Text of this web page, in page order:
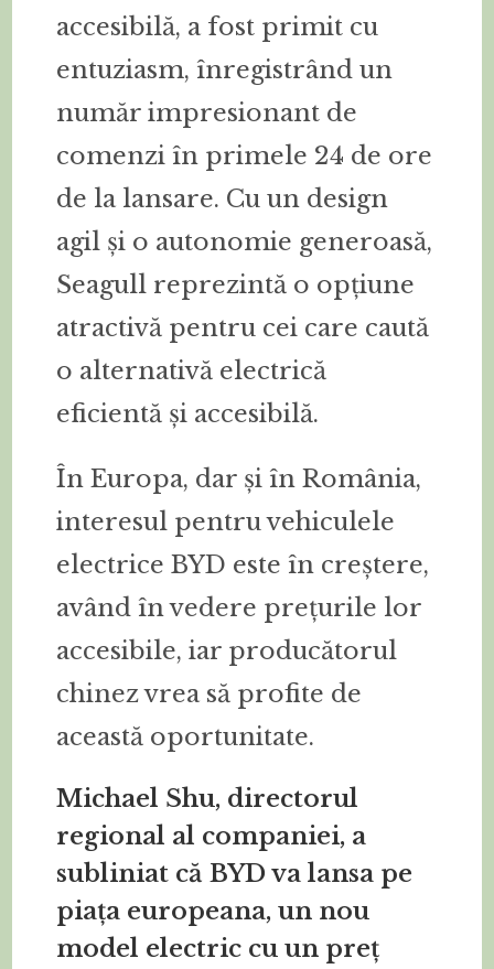
accesibilă, a fost primit cu
entuziasm, înregistrând un
număr impresionant de
comenzi în primele 24 de ore
de la lansare. Cu un design
agil și o autonomie generoasă,
Seagull reprezintă o opțiune
atractivă pentru cei care caută
o alternativă electrică
eficientă și accesibilă.
În Europa, dar și în România,
interesul pentru vehiculele
electrice BYD este în creștere,
având în vedere prețurile lor
accesibile, iar producătorul
chinez vrea să profite de
această oportunitate.
Michael Shu, directorul
regional al companiei, a
subliniat că BYD va lansa pe
piața europeana, un nou
model electric cu un preț